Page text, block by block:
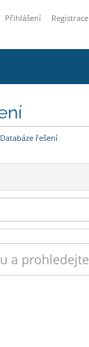
Přihlášení Registrace
Databáze řešení